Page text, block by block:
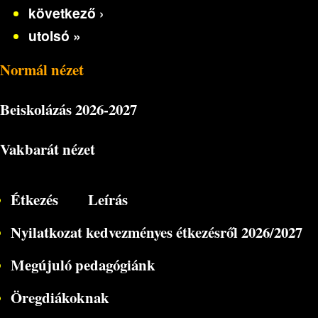
következő ›
utolsó »
Normál nézet
Beiskolázás2026-2027
Vakbarát nézet
Étkezés
Leírás
Nyilatkozat kedvezményes étkezésről 2026/2027
Megújuló pedagógiánk
Öregdiákoknak